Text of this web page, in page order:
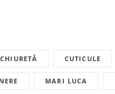
CHIURETĂ CUTICULE
MARI LUCA